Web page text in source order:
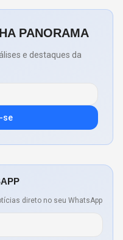
PANORAMA
e destaques da
se
direto no seu WhatsApp